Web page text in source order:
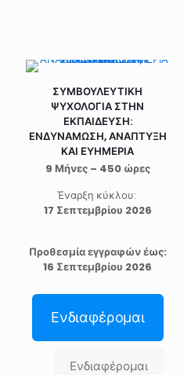
ΣΥΜΒΟΥΛΕΥΤΙΚΗ
ΨΥΧΟΛΟΓΙΑ ΣΤΗΝ
ΕΚΠΑΙΔΕΥΣΗ:
ΕΝΔΥΝΑΜΩΣΗ, ΑΝΑΠΤΥΞΗ
ΚΑΙ ΕΥΗΜΕΡΙΑ
9 Μήνες – 450 ώρες
Έναρξη κύκλου:
17 Σεπτεμβρίου 2026
Προθεσμία εγγραφών έως:
16 Σεπτεμβρίου 2026
Ενδιαφέρομαι
Ενδιαφέρομαι